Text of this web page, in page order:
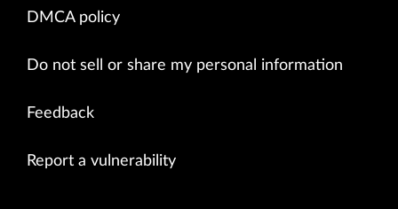
DMCA policy
Do not sell or share my personal information
Feedback
Report a vulnerability